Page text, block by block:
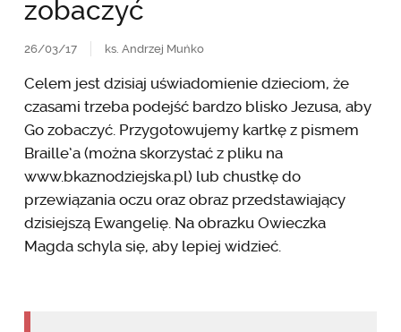
zobaczyć
26/03/17 ks. Andrzej Muńko
Celem jest dzisiaj uświadomienie dzieciom, że
czasami trzeba podejść bardzo blisko Jezusa, aby
Go zobaczyć. Przygotowujemy kartkę z pismem
Braille’a (można skorzystać z pliku na
www.bkaznodziejska.pl) lub chustkę do
przewiązania oczu oraz obraz przedstawiający
dzisiejszą Ewangelię. Na obrazku Owieczka
Magda schyla się, aby lepiej widzieć.